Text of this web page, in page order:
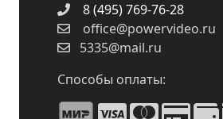
8 (495) 769-76-28
office@powervideo.ru
5335@mail.ru
Способы оплаты: